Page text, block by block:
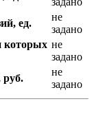
ед.
не
задано
которых не
задано
руб.
не
задано